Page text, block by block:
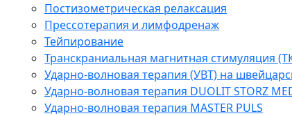
Постизометрическая релаксация
Прессотерапия и лимфодренаж
Тейпирование
Транскраниальная магнитная стимуляция
Ударно-волновая терапия (УВТ) на
Ударно-волновая терапия DUOLIT STORZ
Ударно-волновая терапия MASTER PULS